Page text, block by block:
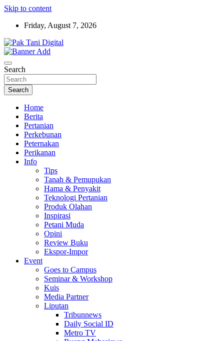
Skip to content
Friday, August 7, 2026
Pak Tani Digital
Search
Search
Home
Berita
Pertanian
Perkebunan
Peternakan
Perikanan
Info
Tips
Tanah & Pemupukan
Hama & Penyakit
Teknologi Pertanian
Produk Olahan
Inspirasi
Petani Muda
Opini
Review Buku
Ekspor-Impor
Event
Goes to Campus
Seminar & Workshop
Kuis
Media Partner
Liputan
Tribunnews
Daily Social ID
Metro TV